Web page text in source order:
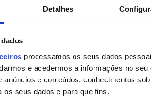
Detalhes
processamos os seus dados
e acedermos a informações no
anúncios e conteúdos, conhecimentos
os seus dados e para que fins.
Setembro
1 2 3 4 5
6
7
8 9 10 11 12
13